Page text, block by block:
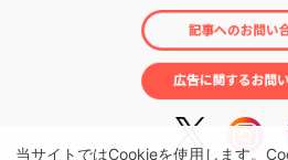
当サイトではCookieを使用します。